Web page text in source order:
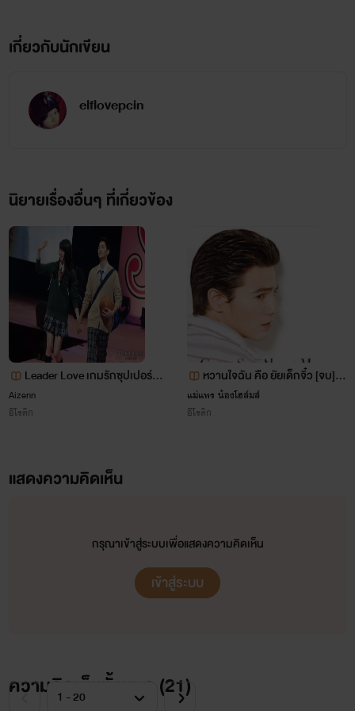
เกี่ยวกับนักเขียน
elflovepcin
นิยายเรื่องอื่นๆ ที่เกี่ยวข้อง
Leader Love เกมรักซุปเปอร์สต
าร์ 18+
Aizenn
อีโรติก
หวานใจฉัน คือ ยัยเด็กจิ๋ว [จบ]
(บางตอน nc)
แม่แพร น้องโฮล์มส์
อีโรติก
แสดงความคิดเห็น
กรุณาเข้าสู่ระบบเพื่อแสดงความคิดเห็น
เข้าสู่ระบบ
ความคิดเห็นทั้งหมด (21)